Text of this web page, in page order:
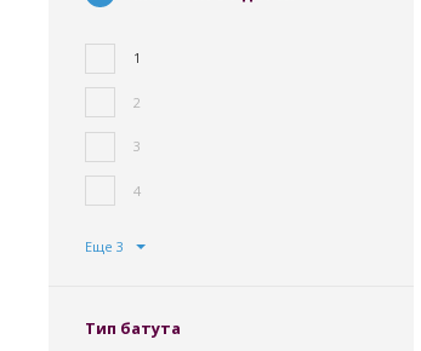
1
2
3
4
Еще 3
Тип батута